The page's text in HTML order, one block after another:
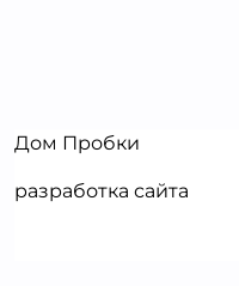
Дом Пробки
разработка сайта